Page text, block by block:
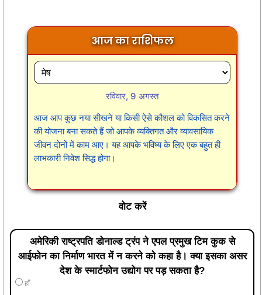
आज का राशिफल
रविवार, 9 अगस्त
आज आप कुछ नया सीखने या किसी ऐसे कौशल को विकसित करने
की योजना बना सकते हैं जो आपके व्यक्तिगत और व्यावसायिक
जीवन दोनों में काम आए। यह आपके भविष्य के लिए एक बहुत ही
लाभकारी निवेश सिद्ध होगा।
वोट करें
अमेरिकी राष्ट्रपति डोनाल्ड ट्रंप ने एपल प्रमुख टिम कुक से
आईफोन का निर्माण भारत में न करने को कहा है। क्या इसका असर
देश के स्मार्टफोन उद्योग पर पड़ सकता है?
हाँ